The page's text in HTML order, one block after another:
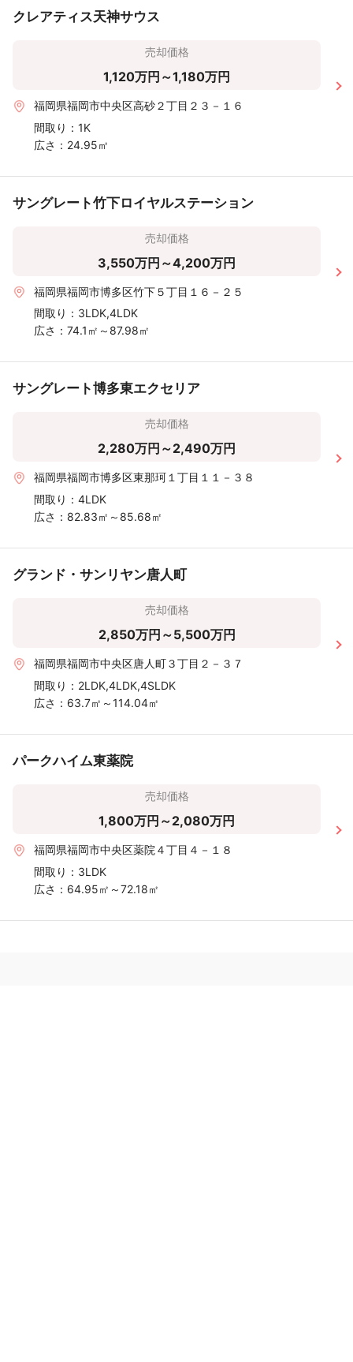
クレアティス天神サウス
売却価格
1,120万円～1,180万円
福岡県福岡市中央区高砂２丁目２３－１６
間取り： 1K
広さ： 24.95㎡
サングレート竹下ロイヤルステーション
売却価格
3,550万円～4,200万円
福岡県福岡市博多区竹下５丁目１６－２５
間取り： 3LDK,4LDK
広さ： 74.1㎡～87.98㎡
サングレート博多東エクセリア
売却価格
2,280万円～2,490万円
福岡県福岡市博多区東那珂１丁目１１－３８
間取り： 4LDK
広さ： 82.83㎡～85.68㎡
グランド・サンリヤン唐人町
売却価格
2,850万円～5,500万円
福岡県福岡市中央区唐人町３丁目２－３７
間取り： 2LDK,4LDK,4SLDK
広さ： 63.7㎡～114.04㎡
パークハイム東薬院
売却価格
1,800万円～2,080万円
福岡県福岡市中央区薬院４丁目４－１８
間取り： 3LDK
広さ： 64.95㎡～72.18㎡